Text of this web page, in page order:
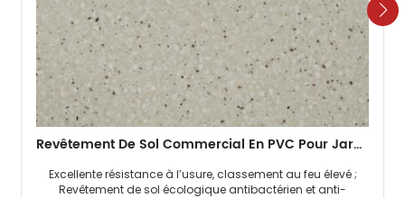
Revêtement De Sol Commercial En PVC Pour Jardin D'enfants 2 Mm
Excellente résistance à l’usure, classement au feu élevé ;
Revêtement de sol écologique antibactérien et anti-